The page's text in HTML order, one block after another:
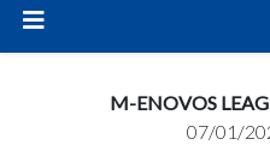
M-ENOVOS
07/01/